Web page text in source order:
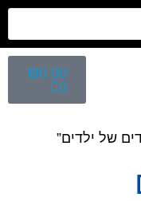
₪0.00
0
של ילדים”